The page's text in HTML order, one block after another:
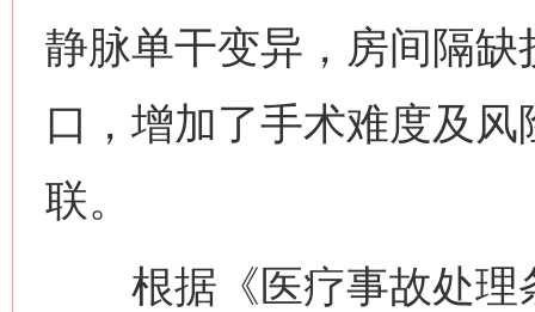
静脉单干变异，房间隔
口，增加了手术难度及
联。
根据《医疗事故处理